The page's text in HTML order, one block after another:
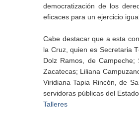
democratización de los
eficaces para un ejercicio
Cabe destacar que a esta
la Cruz, quien es Secretaria
Dolz Ramos, de
Zacatecas; Liliana
Viridiana Tapia Rincón, de
servidoras públicas del
Talleres